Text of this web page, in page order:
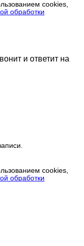
cookies,
обработки
и ответит на
cookies,
обработки